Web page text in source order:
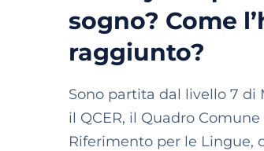
sogno? Come
raggiunto?
Sono partita dal livello 7 di
il QCER, il Quadro
Riferimento per le Lingue,